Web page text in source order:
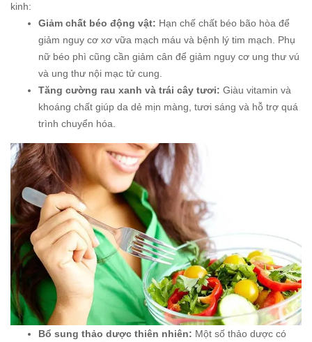
kinh:
Giảm chất béo động vật: Hạn chế chất béo bão hòa để
giảm nguy cơ xơ vữa mạch máu và bệnh lý tim mạch. Phụ
nữ béo phì cũng cần giảm cân để giảm nguy cơ ung thư vú
và ung thư nội mạc tử cung.
Tăng cường rau xanh và trái cây tươi: Giàu vitamin và
khoáng chất giúp da dẻ mịn màng, tươi sáng và hỗ trợ quá
trình chuyển hóa.
Bổ sung thảo dược thiên nhiên: Một số thảo dược có